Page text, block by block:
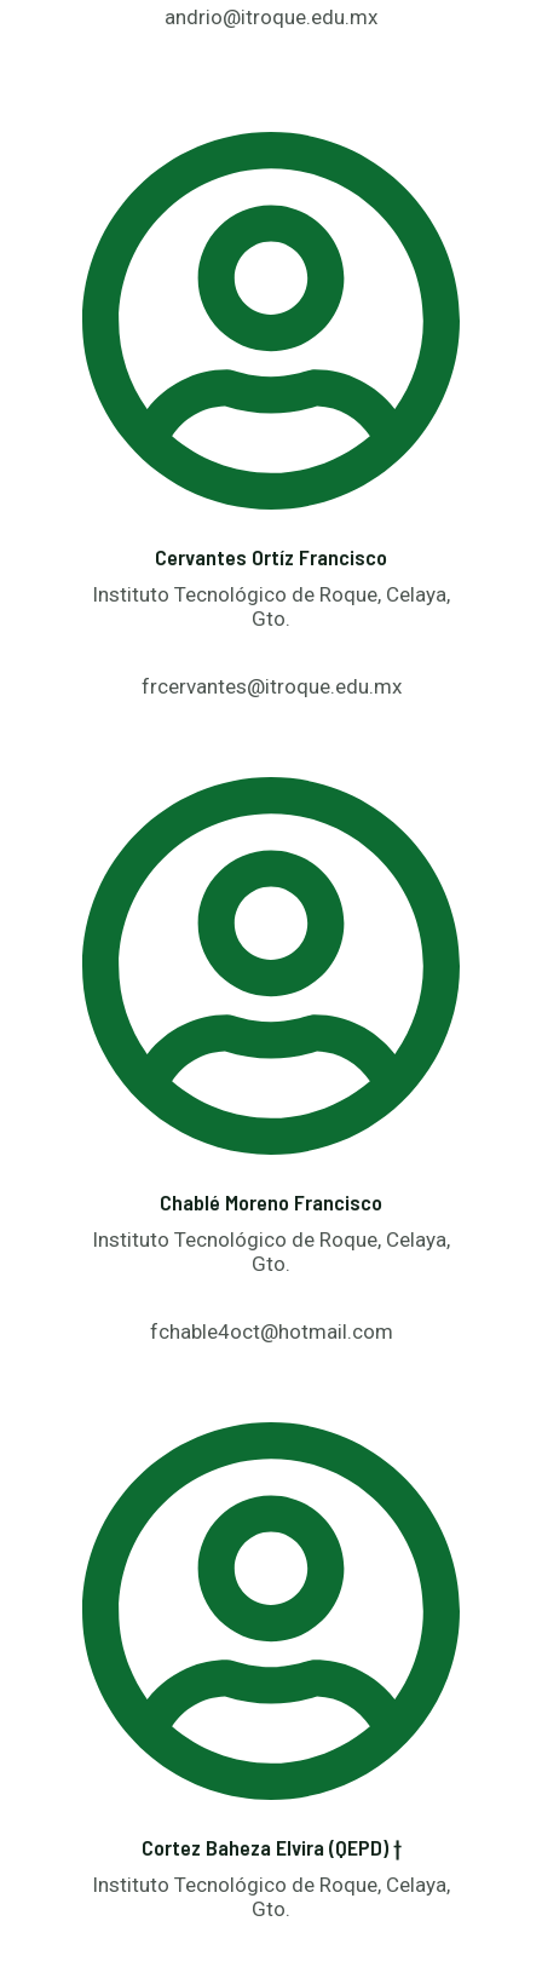
andrio@itroque.edu.mx
Cervantes Ortíz Francisco
Instituto Tecnológico de Roque, Celaya,
Gto.
frcervantes@itroque.edu.mx
Chablé Moreno Francisco
Instituto Tecnológico de Roque, Celaya,
Gto.
fchable4oct@hotmail.com
Cortez Baheza Elvira (QEPD) †
Instituto Tecnológico de Roque, Celaya,
Gto.